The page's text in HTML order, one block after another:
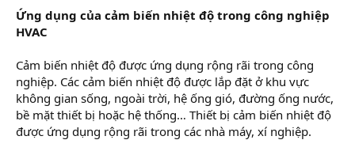
Ứng dụng của cảm biến nhiệt độ trong công nghiệp
HVAC
Cảm biến nhiệt độ được ứng dụng rộng rãi trong công
nghiệp. Các cảm biến nhiệt độ được lắp đặt ở khu vực
không gian sống, ngoài trời, hệ ống gió, đường ống nước,
bề mặt thiết bị hoặc hệ thống… Thiết bị cảm biến nhiệt độ
được ứng dụng rộng rãi trong các nhà máy, xí nghiệp.